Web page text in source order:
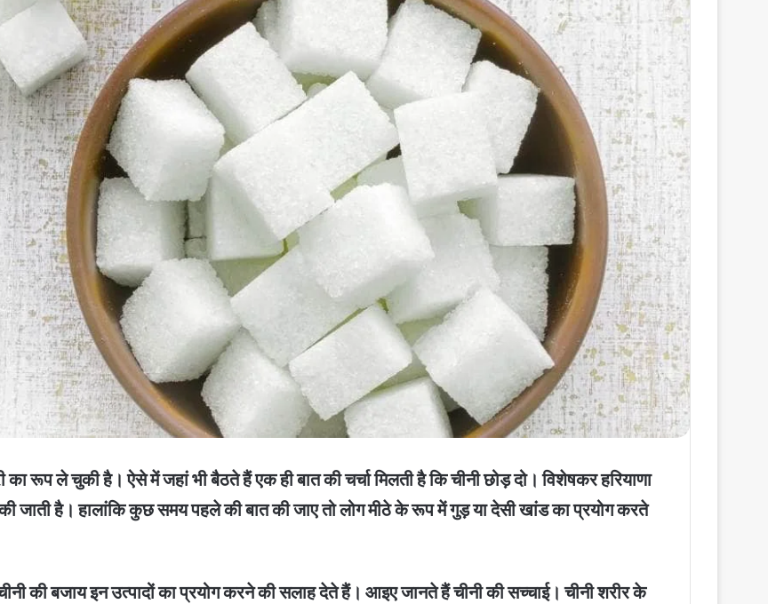
रूप ले चुकी है। ऐसे में जहां भी बैठते हैं एक ही बात की चर्चा मिलती है कि चीनी छोड़ दो। विशेषकर हरियाणा
जाती है। हालांकि कुछ समय पहले की बात की जाए तो लोग मीठे के रूप में गुड़ या देसी खांड का प्रयोग करते
की बजाय इन उत्पादों का प्रयोग करने की सलाह देते हैं। आइए जानते हैं चीनी की सच्चाई। चीनी शरीर के